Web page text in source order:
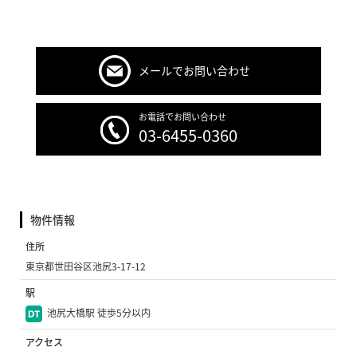
メールでお問い合わせ
お電話でお問い合わせ
03-6455-0360
物件情報
住所
東京都世田谷区池尻3-17-12
駅
池尻大橋駅 徒歩5分以内
アクセス